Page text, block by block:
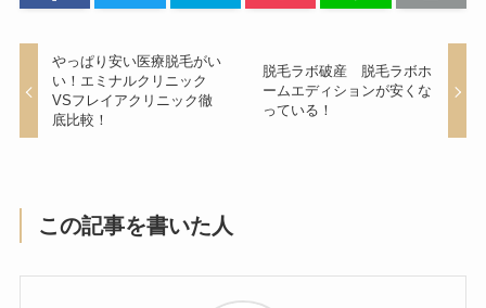
やっぱり安い医療脱毛がい
い！エミナルクリニック
VSフレイアクリニック徹
底比較！
脱毛ラボ破産 脱毛ラボホ
ームエディションが安くな
っている！
この記事を書いた人